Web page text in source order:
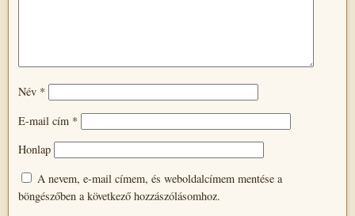
Név *
E-mail cím *
Honlap
A nevem, e-mail címem, és weboldalcímem mentése a
böngészőben a következő hozzászólásomhoz.